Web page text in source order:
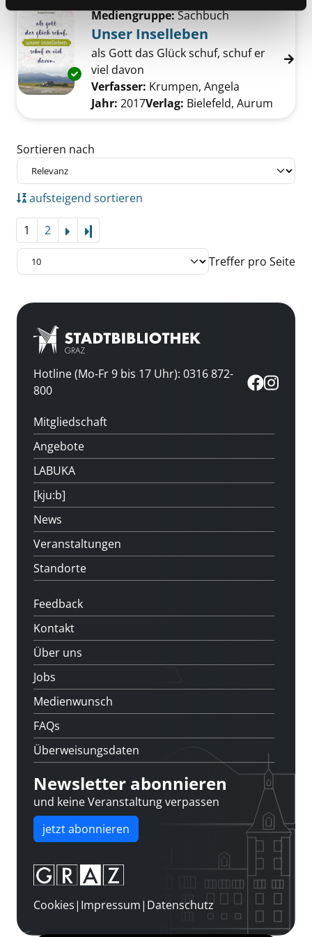
Exemplar-Details von Unser Inselleben
Mediengruppe:Sachbuch
Unser Inselleben
als Gott das Glück schuf, schuf er
viel davon
Verfasser: Krumpen, Angela
Jahr: 2017Verlag: Bielefeld, Aurum
Zu den Suchfiltern springen
Sortieren nach
aufsteigend sortieren
1 2
Treffer pro Seite
Hotline (Mo-Fr 9 bis 17 Uhr): 0316 872-
800
Mitgliedschaft
Angebote
LABUKA
[kju:b]
News
Veranstaltungen
Standorte
Feedback
Kontakt
Über uns
Jobs
Medienwunsch
FAQs
Überweisungsdaten
Newsletter abonnieren
und keine Veranstaltung verpassen
jetzt abonnieren
Cookies| Impressum| Datenschutz